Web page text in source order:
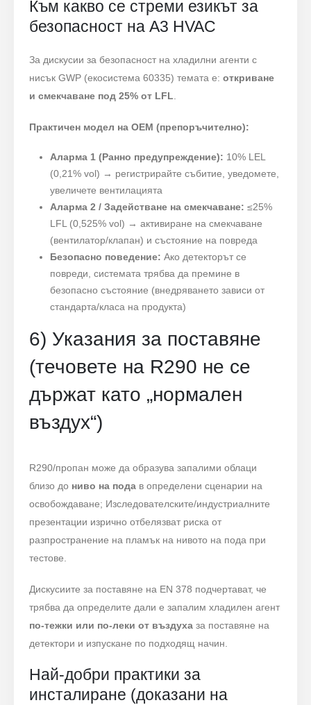
Към какво се стреми езикът за
безопасност на A3 HVAC
За дискусии за безопасност на хладилни агенти с
нисък GWP (екосистема 60335) темата е:откриване
и смекчаване под 25% от LFL.
Практичен модел на OEM (препоръчително):
Аларма 1 (Ранно предупреждение): 10% LEL
(0,21% vol) → регистрирайте събитие, уведомете,
увеличете вентилацията
Аларма 2 / Задействане на смекчаване: ≤25%
LFL (0,525% vol) → активиране на смекчаване
(вентилатор/клапан) и състояние на повреда
Безопасно поведение: Ако детекторът се
повреди, системата трябва да премине в
безопасно състояние (внедряването зависи от
стандарта/класа на продукта)
6) Указания за поставяне
(течовете на R290 не се
държат като „нормален
въздух“)
R290/пропан може да образува запалими облаци
близо до ниво на пода в определени сценарии на
освобождаване; Изследователските/индустриалните
презентации изрично отбелязват риска от
разпространение на пламък на нивото на пода при
тестове.
Дискусиите за поставяне на EN 378 подчертават, че
трябва да определите дали е запалим хладилен агент
по-тежки или по-леки от въздуха за поставяне на
детектори и изпускане по подходящ начин.
Най-добри практики за
инсталиране (доказани на